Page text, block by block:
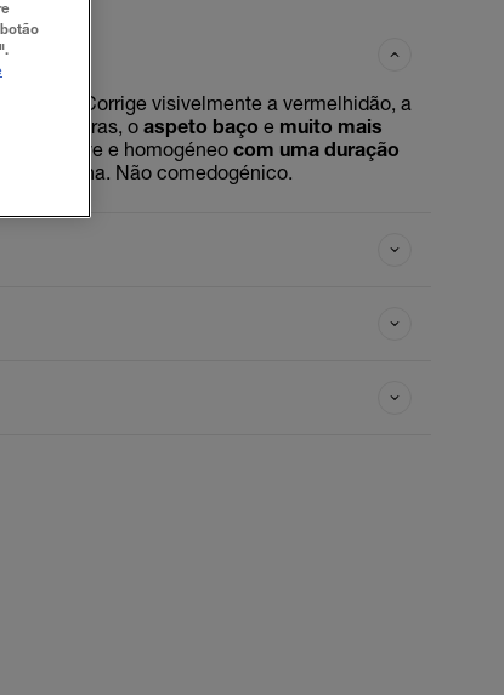
Corrige visivelmente a vermelhidão, a
as olheiras, o aspeto baço e muito mais
suave e homogéneo com uma duração
vegana. Não comedogénico.